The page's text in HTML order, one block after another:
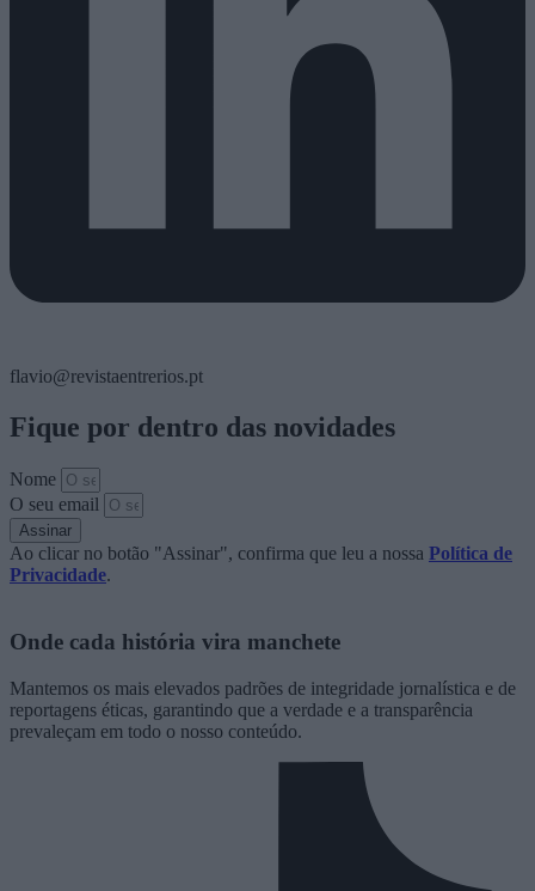
flavio@revistaentrerios.pt
Fique por dentro das novidades
Nome
O seu email
Assinar
Ao clicar no botão "Assinar", confirma que leu a nossa Política de
Privacidade.
Onde cada história vira manchete
Mantemos os mais elevados padrões de integridade jornalística e de
reportagens éticas, garantindo que a verdade e a transparência
prevaleçam em todo o nosso conteúdo.